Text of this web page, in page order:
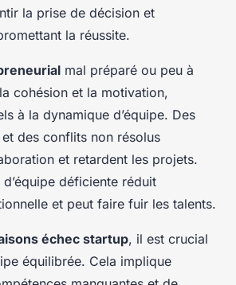
la prise de décision et
la réussite.
mal préparé ou peu à
cohésion et la motivation,
à la dynamique d’équipe. Des
des conflits non résolus
et retardent les projets.
déficiente réduit
et peut faire fuir les talents.
échec startup, il est crucial
équilibrée. Cela implique